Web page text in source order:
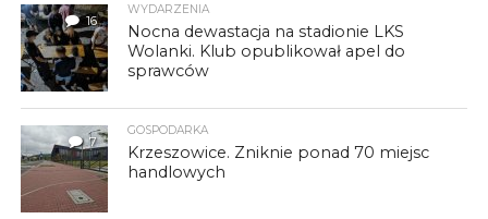
16
WYDARZENIA
Nocna dewastacja na stadionie LKS
Wolanki. Klub opublikował apel do
sprawców
7
GOSPODARKA
Krzeszowice. Zniknie ponad 70 miejsc
handlowych